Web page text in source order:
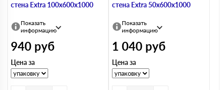
стена Extra 100х600х1000
Показать
информацию
940 руб
Цена за
стена Extra 50х600х1000
Показать
информацию
1 040 руб
Цена за